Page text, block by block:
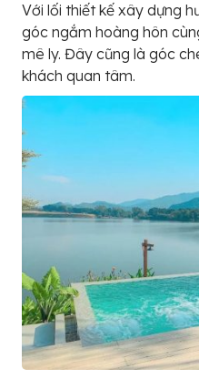
Với lối thiết kế xây dựng
góc ngắm hoàng hôn
mê ly. Đây cũng là góc
khách quan tâm.